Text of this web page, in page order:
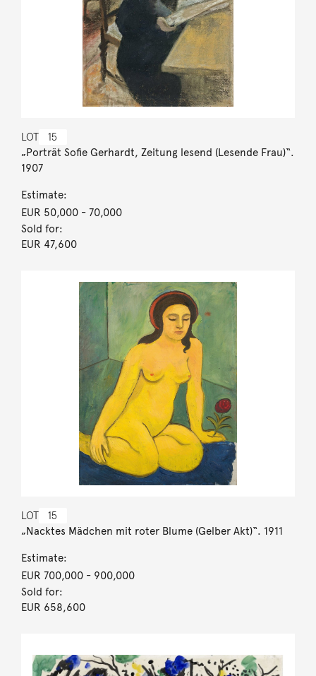
LOT 15
„Porträt Sofie Gerhardt, Zeitung lesend (Lesende Frau)“.
1907
Estimate:
EUR 50,000- 70,000
Sold for:
EUR 47,600
LOT 15
„Nacktes Mädchen mit roter Blume (Gelber Akt)“. 1911
Estimate:
EUR 700,000- 900,000
Sold for:
EUR 658,600